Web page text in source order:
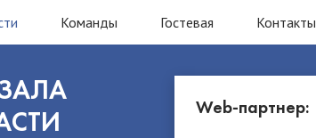
Команды Гостевая Контакты
Web-партнер: